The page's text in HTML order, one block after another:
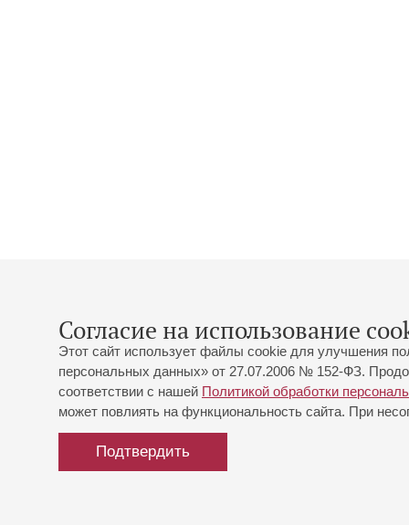
Согласие на использование
Этот сайт использует файлы cookie для улучшения
персональных данных» от 27.07.2006 № 152-ФЗ.
соответствии с нашей Политикой обработки
может повлиять на функциональность сайта. При
Подтвердить